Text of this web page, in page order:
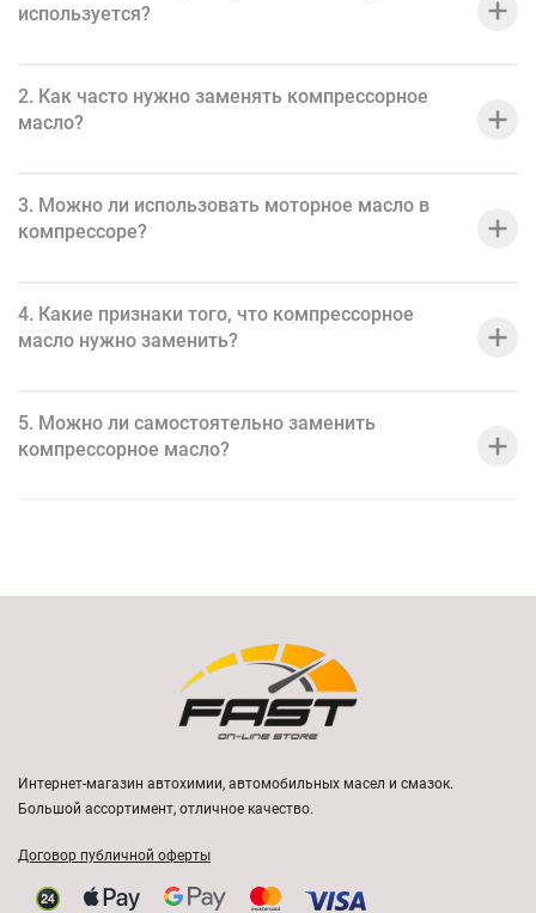
Использование качественного компрессорного масла
эффективность работы компрессорного оборудования.
привести к выходу из строя компрессора.
оборудования, снижая расходы на его обслуживание и
ремонт.
используется?
2. Как часто нужно заменять компрессорное
масло?
3. Можно ли использовать моторное масло в
компрессоре?
4. Какие признаки того, что компрессорное
масло нужно заменить?
5. Можно ли самостоятельно заменить
компрессорное масло?
Интернет-магазин автохимии, автомобильных масел и смазок.
Большой ассортимент, отличное качество.
Договор публичной оферты